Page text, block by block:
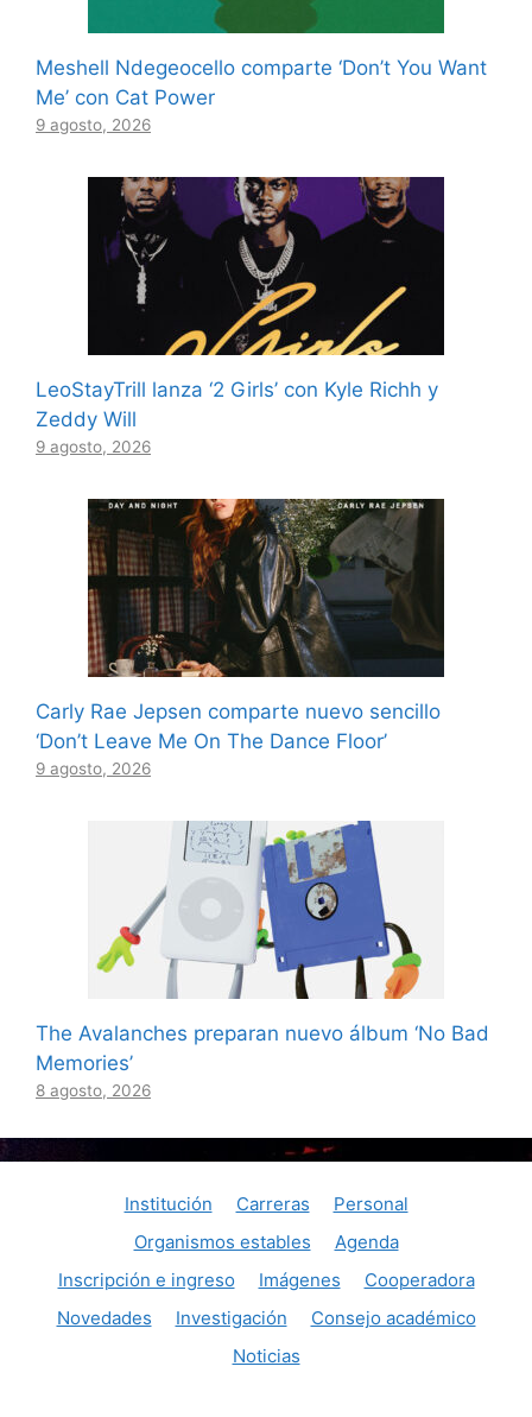
Meshell Ndegeocello comparte ‘Don’t You Want
Me’ con Cat Power
9 agosto, 2026
LeoStayTrill lanza ‘2 Girls’ con Kyle Richh y
Zeddy Will
9 agosto, 2026
Carly Rae Jepsen comparte nuevo sencillo
‘Don’t Leave Me On The Dance Floor’
9 agosto, 2026
The Avalanches preparan nuevo álbum ‘No Bad
Memories’
8 agosto, 2026
Institución Carreras
Personal
Organismos estables
Agenda
Inscripción e ingreso
Imágenes
Cooperadora
Novedades
Investigación
Consejo académico
Noticias